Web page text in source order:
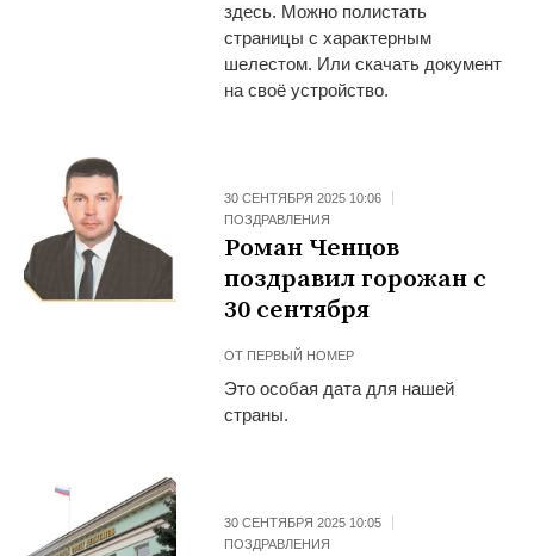
здесь. Можно полистать
страницы с характерным
шелестом. Или скачать документ
на своё устройство.
30 СЕНТЯБРЯ 2025 10:06
ПОЗДРАВЛЕНИЯ
Роман Ченцов
поздравил горожан с
30 сентября
ОТ ПЕРВЫЙ НОМЕР
Это особая дата для нашей
страны.
30 СЕНТЯБРЯ 2025 10:05
ПОЗДРАВЛЕНИЯ